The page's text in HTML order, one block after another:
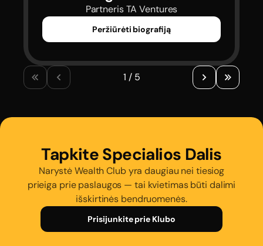
Partneris TA Ventures
Peržiūrėti biografiją
1 / 5
TapkiteSpecialios Dalis
Narystė Wealth Club yra daugiau nei tiesiog
prieiga prie paslaugos — tai kvietimas būti dalimi
išskirtinės bendruomenės.
Prisijunkite prie Klubo